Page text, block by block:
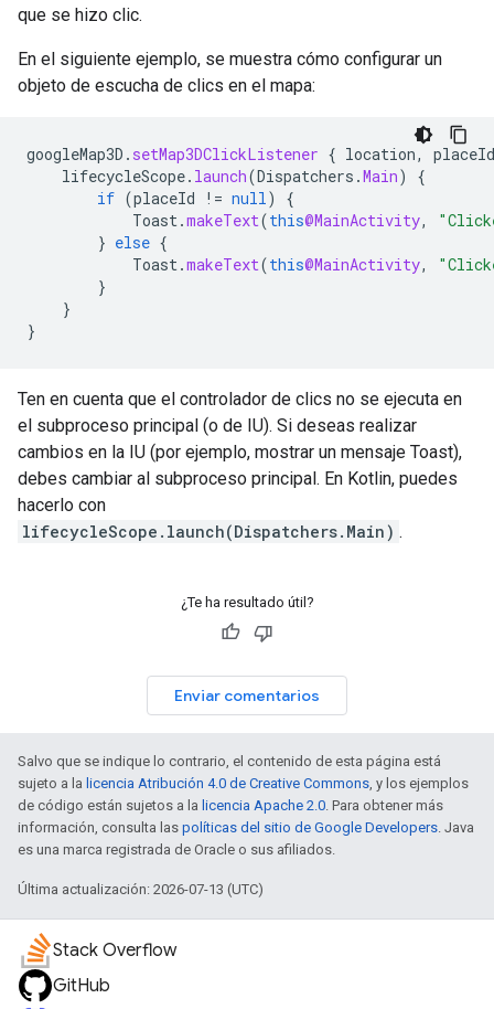
que se hizo clic.
En el siguiente ejemplo, se muestra cómo configurar un
objeto de escucha de clics en el mapa:
googleMap3D . setMap3DClickListener { location,
placeId
lifecycleScope. launch(Dispatchers .Main)
{
if (placeId != null)
{
Toast.makeText(this@MainActivity,
} else {
Toast.makeText(this@MainActivity,
}
}
}
Ten en cuenta que el controlador de clics no se ejecuta en
el subproceso principal (o de IU). Si deseas realizar
cambios en la IU (por ejemplo, mostrar un mensaje Toast),
debes cambiar al subproceso principal. En Kotlin, puedes
hacerlo con
lifecycleScope.launch(Dispatchers.Main) .
¿Te ha resultado útil?
Enviar comentarios
Salvo que se indique lo contrario, el contenido de esta página está
sujeto a la licencia Atribución 4.0 de Creative Commons , y los ejemplos
de código están sujetos a la licencia Apache 2.0 . Para obtener más
información, consulta las políticas del sitio de Google Developers . Java
es una marca registrada de Oracle o sus afiliados.
Última actualización: 2026-07-13 (UTC)
Stack Overflow
GitHub